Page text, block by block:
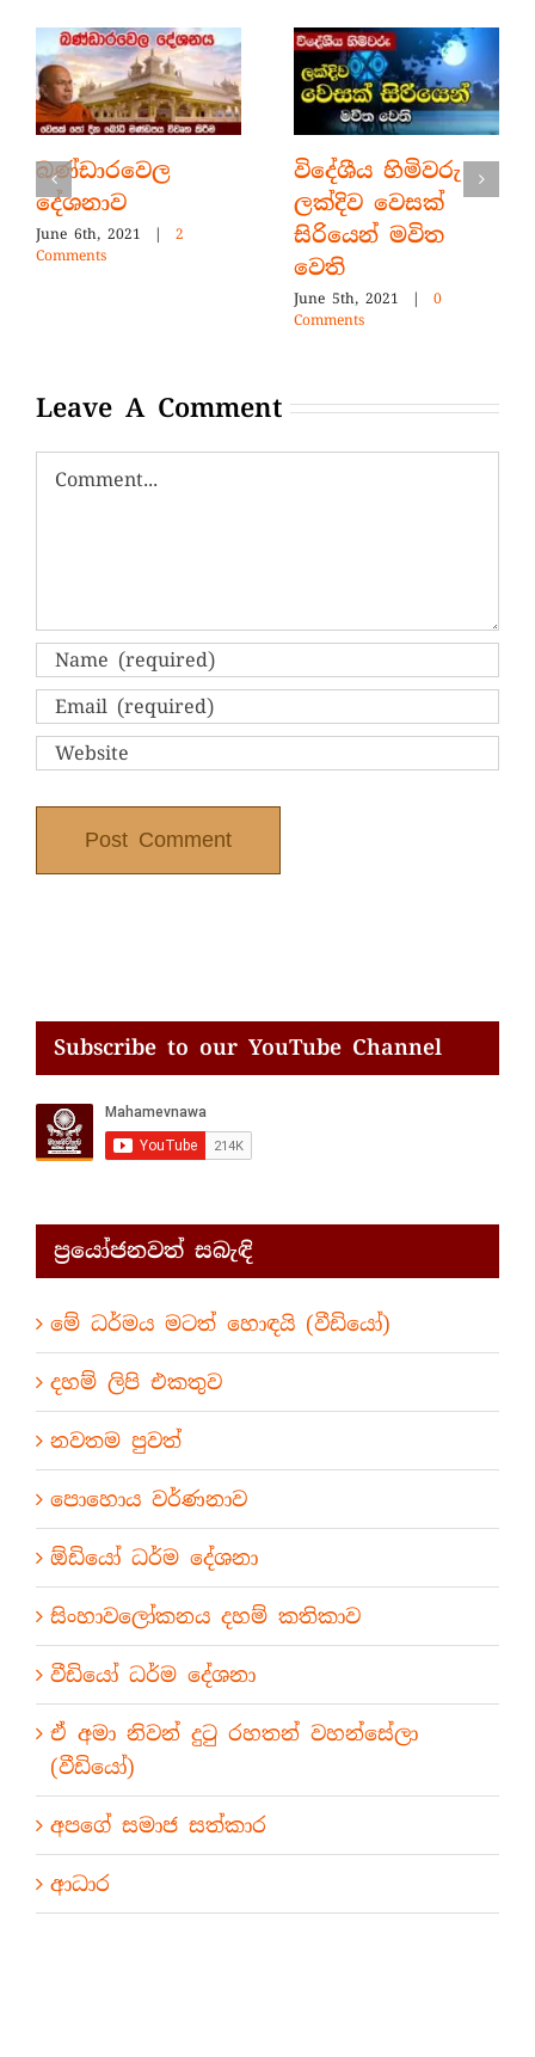
බණ්ඩාරවෙල
දේශනාව
June 6th, 2021 |
2
Comments
විදේශීය හිමිවරු
ලක්දිව වෙසක්
සිරියෙන් මවිත
වෙති
June 5th, 2021 |
0
Comments
Leave A Comment
Comment
Subscribe to our YouTube Channel
ප්‍රයෝජනවත් සබැඳි
මේ ධර්මය මටත් හොඳයි (වීඩියෝ)
දහම් ලිපි එකතුව
නවතම පුවත්
පොහොය වර්ණනාව
ඕඩියෝ ධර්ම දේශනා
සිංහාවලෝකනය දහම් කතිකාව
වීඩියෝ ධර්ම දේශනා
ඒ අමා නිවන් දුටු රහතන් වහන්සේලා
(වීඩියෝ)
අපගේ සමාජ සත්කාර
ආධාර